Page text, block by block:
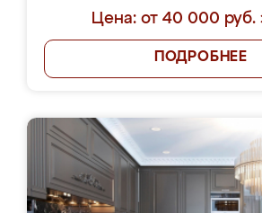
Цена: от 40 000 руб.
ПОДРОБНЕЕ